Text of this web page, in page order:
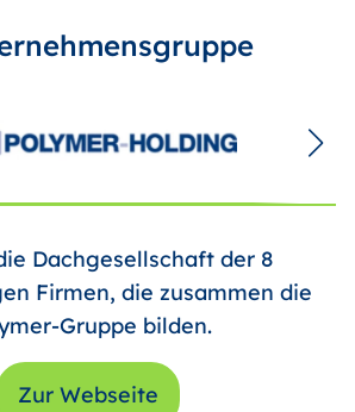
Dachgesellschaft der 8
Firmen, die zusammen die
Gruppe bilden.
Zur Webseite